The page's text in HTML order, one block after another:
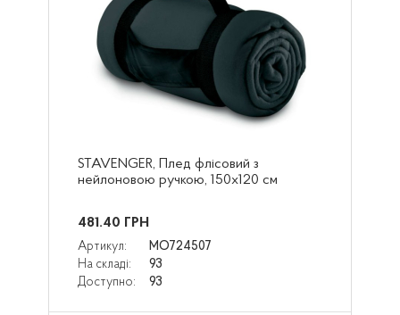
STAVENGER, Плед флісовий з
нейлоновою ручкою, 150х120 см
481.40 ГРН
Артикул:
MO724507
На складі:
93
Доступно:
93